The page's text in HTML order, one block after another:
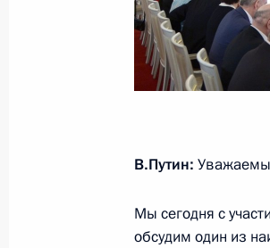
Заседание
общего
23 декабря 2015
Александр
25 мая 2015 года,
В.Путин:
Мы сегодня с
обсудим один из